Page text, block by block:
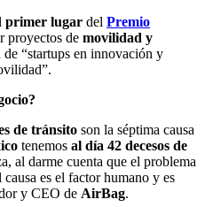
primer lugar del Premio
proyectos de movilidad y
de “startups en innovación y
de tránsito son la séptima causa
tenemos al día 42 decesos de
al darme cuenta que el problema
es el factor humano y es
y CEO de AirBag.